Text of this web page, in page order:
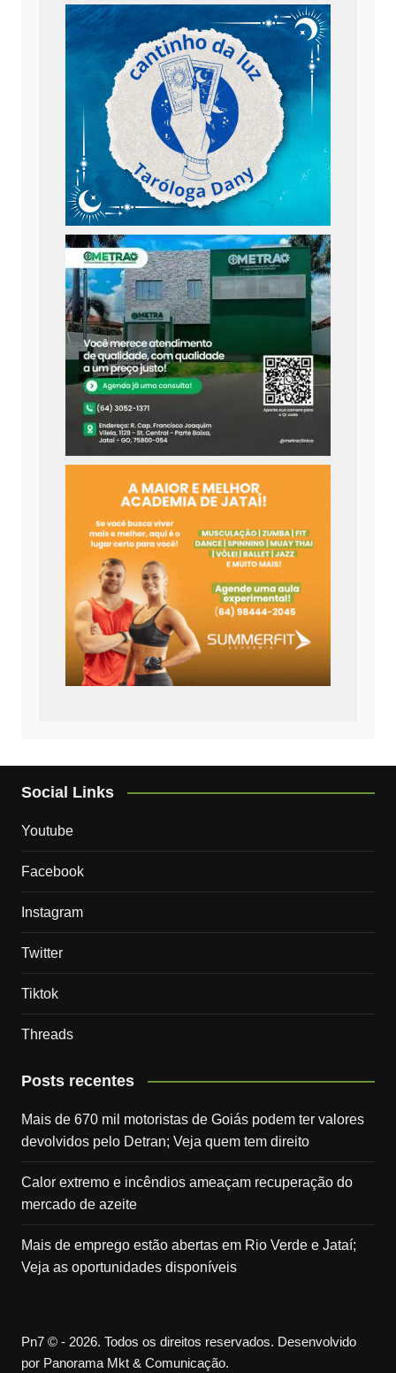
Social Links
Youtube
Facebook
Instagram
Twitter
Tiktok
Threads
Posts recentes
Mais de 670 mil motoristas de Goiás podem ter valores
devolvidos pelo Detran; Veja quem tem direito
Calor extremo e incêndios ameaçam recuperação do
mercado de azeite
Mais de emprego estão abertas em Rio Verde e Jataí;
Veja as oportunidades disponíveis
Pn7 © - 2026. Todos os direitos reservados. Desenvolvido
por Panorama Mkt & Comunicação.